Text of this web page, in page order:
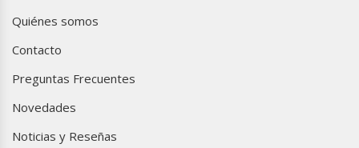
Quiénes somos
Contacto
Preguntas Frecuentes
Novedades
Noticias y Reseñas